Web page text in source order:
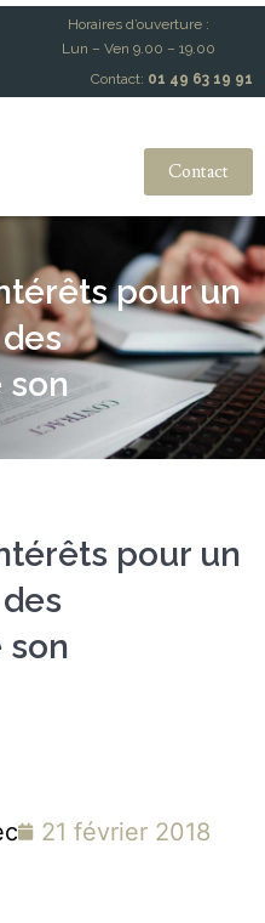
Horaires d’ouverture :
Lun – Ven 9.00 – 19.00
Contact: 01 49 63 19 91
Contact
pour un
son
pour un
son
21 février 2018